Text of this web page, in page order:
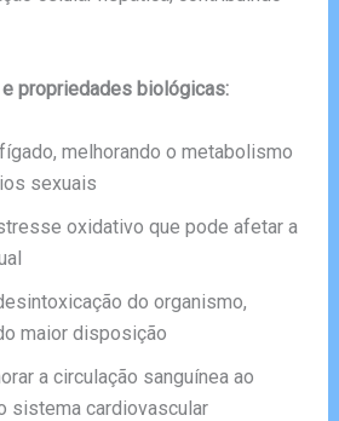
propriedades biológicas:
melhorando o metabolismo
sexuais
oxidativo que pode afetar a
do organismo,
maior disposição
a circulação sanguínea ao
sistema cardiovascular